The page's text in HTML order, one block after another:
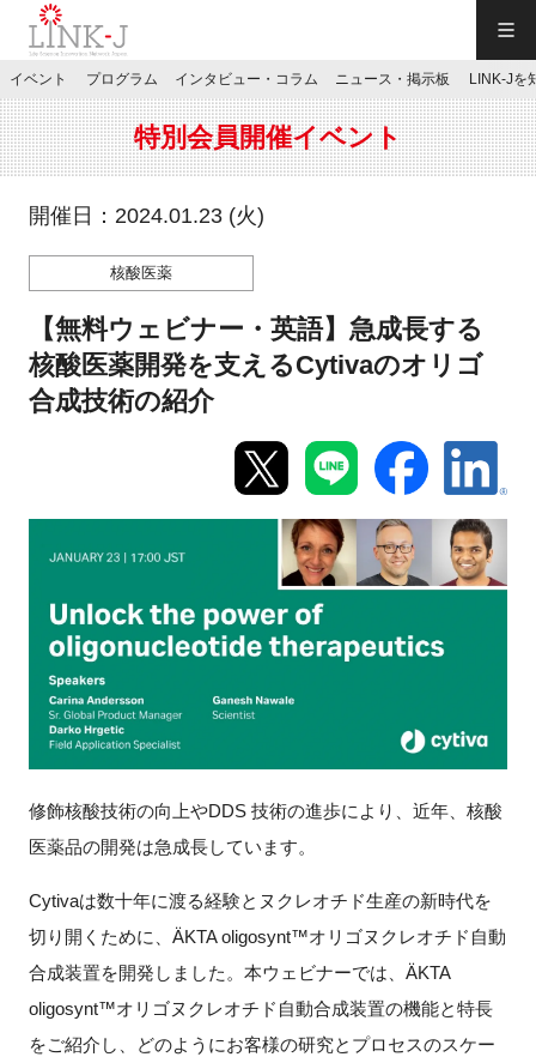
JP／EN
特別会員専用メニュー
施設ご予約
イベント
プログラム
インタビュー・コラム
ニュース・掲示板
LINK-Jを知る
特別会員
施設・アクセス
イベント プログラム インタビュー・コラム ニュース・掲示板 LINK-Jを
特別会員開催イベント
開催日：2024.01.23 (火)
核酸医薬
【無料ウェビナー・英語】急成長する
核酸医薬開発を支えるCytivaのオリゴ
合成技術の紹介
修飾核酸技術の向上やDDS 技術の進歩により、近年、核酸
医薬品の開発は急成長しています。
Cytivaは数十年に渡る経験とヌクレオチド生産の新時代を
切り開くために、 ÄKTA oligosynt™オリゴヌクレオチド自動
合成装置を開発しました。本ウェビナーでは、 ÄKTA
oligosynt™オリゴヌクレオチド自動合成装置の機能と特長
をご紹介し、どのようにお客様の研究とプロセスのスケー